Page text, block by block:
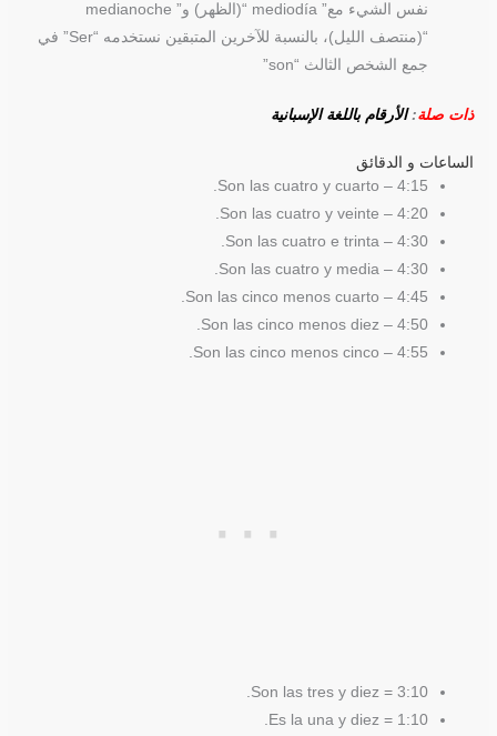
نفس الشيء مع” mediodía “(الظهر) و” medianoche
“(منتصف الليل)، بالنسبة للآخرين المتبقين نستخدمه “Ser” في
جمع الشخص الثالث “son”
ذات صلة:الأرقام باللغة الإسبانية
الساعات و الدقائق
4:15 – Son las cuatro y cuarto.
4:20 – Son las cuatro y veinte.
4:30 – Son las cuatro e trinta.
4:30 – Son las cuatro y media.
4:45 – Son las cinco menos cuarto.
4:50 – Son las cinco menos diez.
4:55 – Son las cinco menos cinco.
3:10 = Son las tres y diez.
1:10 = Es la una y diez.